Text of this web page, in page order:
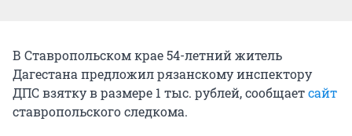
В Ставропольском крае 54-летний житель
Дагестана предложил рязанскому инспектору
ДПС взятку в размере 1 тыс. рублей, сообщаетсайт
ставропольского следкома.